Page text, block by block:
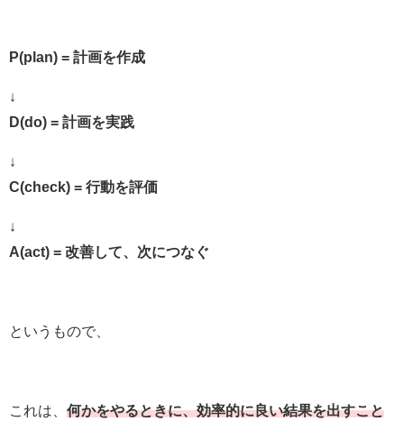
P(plan) = 計画を作成
↓
D(do) = 計画を実践
↓
C(check) = 行動を評価
↓
A(act) = 改善して、次につなぐ
というもので、
これは、 何かをやるときに、効率的に良い結果を出すこと